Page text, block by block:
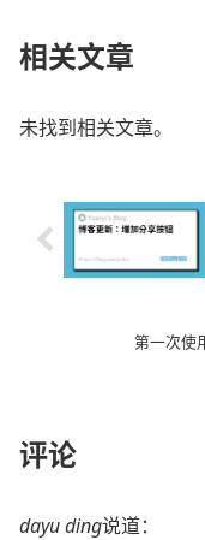
相关文章
未找到相关文章。
第一次使
评论
dayu ding说道：